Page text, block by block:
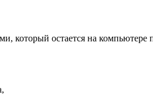
который остается на